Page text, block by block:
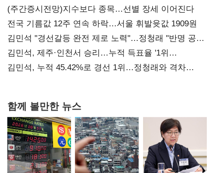
(주간증시전망)지수보다 종목…선별 장세 이어진다
전국 기름값 12주 연속 하락…서울 휘발윳값 1909원
김민석 "경선갈등 완전 제로 노력"…정청래 "반명 공세
사과부터"
김민석, 제주·인천서 승리…누적 득표율 '1위
탈환'(종합)
김민석, 누적 45.42%로 경선 1위…정청래와 격차
함께 볼만한 뉴스